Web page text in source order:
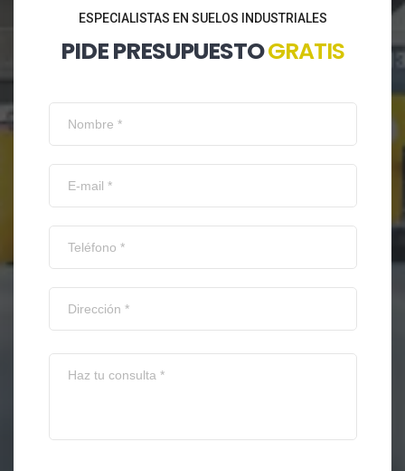
ESPECIALISTAS EN SUELOS INDUSTRIALES
PIDE PRESUPUESTOGRATIS